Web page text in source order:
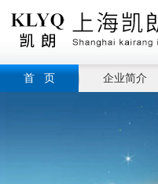
首 页 企业简介